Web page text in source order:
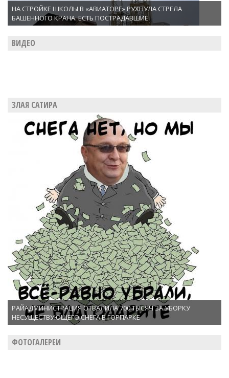
НА СТРОЙКЕ ШКОЛЫ В «АВИАТОРЕ» РУХНУЛА СТРЕЛА
БАШЕННОГО КРАНА. ЕСТЬ ПОСТРАДАВШИЕ
ВИДЕО
ЗЛАЯ САТИРА
РАЙАДМИНИСТРАЦИЯ ОТВАЛИЛА 700 ТЫСЯЧ ЗА УБОРКУ
НЕСУЩЕСТВУЮЩЕГО СНЕГА В ГОРПАРКЕ
ФОТОГАЛЕРЕИ